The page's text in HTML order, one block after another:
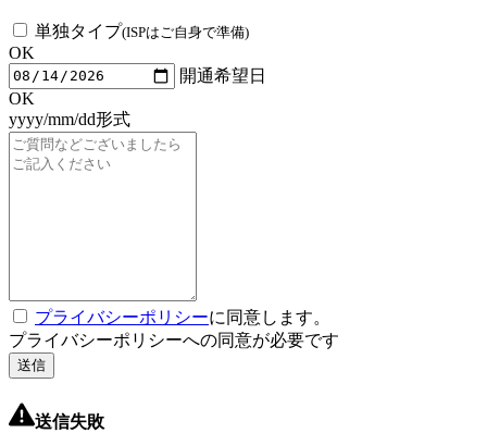
単独タイプ(ISPはご自身で準備)
OK
開通希望日
OK
yyyy/mm/dd形式
プライバシーポリシーに同意します。
プライバシーポリシーへの同意が必要です
送信
送信失敗